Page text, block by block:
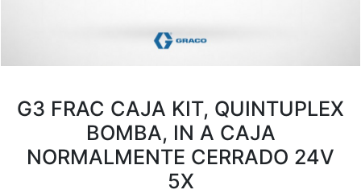
G3 FRAC CAJA KIT, QUINTUPLEX
BOMBA, IN A CAJA
NORMALMENTE CERRADO 24V
5X